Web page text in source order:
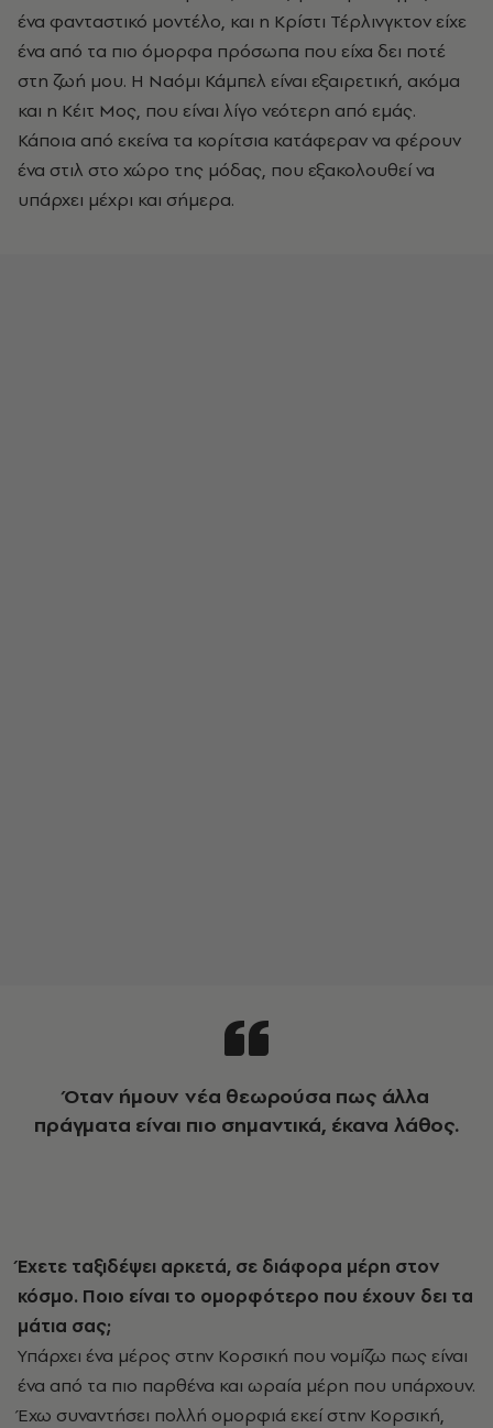
ένα φανταστικό μοντέλο, και η Κρίστι Τέρλινγκτον είχε
ένα από τα πιο όμορφα πρόσωπα που είχα δει ποτέ
στη ζωή μου. Η Ναόμι Κάμπελ είναι εξαιρετική, ακόμα
και η Κέιτ Μος, που είναι λίγο νεότερη από εμάς.
Κάποια από εκείνα τα κορίτσια κατάφεραν να φέρουν
ένα στιλ στο χώρο της μόδας, που εξακολουθεί να
υπάρχει μέχρι και σήμερα.
Όταν ήμουν νέα θεωρούσα πως άλλα
πράγματα είναι πιο σημαντικά, έκανα λάθος.
Έχετε ταξιδέψει αρκετά, σε διάφορα μέρη στον
κόσμο. Ποιο είναι το ομορφότερο που έχουν δει τα
μάτια σας;
Υπάρχει ένα μέρος στην Κορσική που νομίζω πως είναι
ένα από τα πιο παρθένα και ωραία μέρη που υπάρχουν.
Έχω συναντήσει πολλή ομορφιά εκεί στην Κορσική,